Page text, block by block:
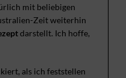
mit beliebigen
Zeit weiterhin
darstellt. Ich hoffe,
als ich feststellen